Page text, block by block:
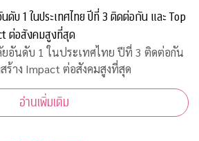
ดับ 1 ในประเทศไทย ปีที่ 3 ติดต่อกัน และ Top
ต่อสังคมสูงที่สุด
อันดับ 1 ในประเทศไทย ปีที่ 3 ติดต่อกัน
ร้าง Impact ต่อสังคมสูงที่สุด
อ่านเพิ่มเติม